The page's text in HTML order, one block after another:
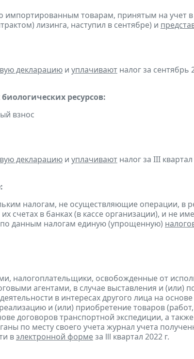
импортированным товарам, принятым на учет в
лизинга, наступил в сентябре) и
декларацию и уплачивают налог за сентябрь
ресурсов:
взнос
декларацию и уплачивают налог за III квартал
налогам, не осуществляющие операции, в
счетах в банках (в кассе организации), и не
по данным налогам единую (упрощенную)
налогоплательщики, освобожденные от
агентами, в случае выставления и (или)
в интересах другого лица на
и (или) приобретение товаров
договоров транспортной экспедиции, а
по месту своего учета журнал учета
вэлектронной формеза lll квартал 2022 г.